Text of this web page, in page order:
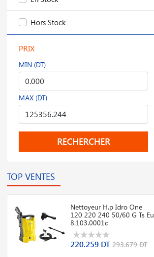
Hors Stock
PRIX
MIN (DT)
MAX (DT)
RECHERCHER
TOP VENTES
Nettoyeur H.p Idro One
120 220 240 50/60 G Ts Eu
8.103.0001c
220.259 DT 293.679 DT